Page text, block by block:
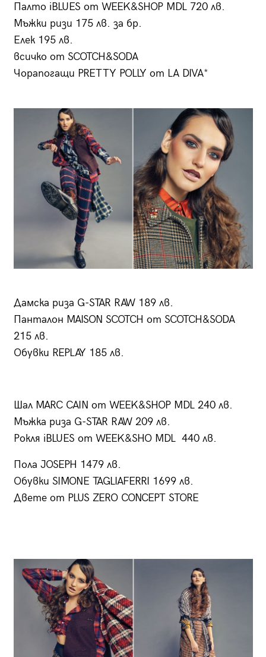
Палто iBLUES от WEEK&SHOP MDL 720 лв.
Мъжки ризи 175 лв. за бр.
Елек 195 лв.
всичко от SCOTCH&SODA
Чорапогащи PRETTY POLLY от LA DIVA*
Дамска риза G-STAR RAW 189 лв.
Панталон MAISON SCOTCH от SCOTCH&SODA
215 лв.
Обувки REPLAY 185 лв.
Шал MARC CAIN от WEEK&SHOP MDL 240 лв.
Мъжка риза G-STAR RAW 209 лв.
Рокля iBLUES от WEEK&SHO MDL 440 лв.
Пола JOSEPH 1479 лв.
Обувки SIMONE TAGLIAFERRI 1699 лв.
Двете от PLUS ZERO CONCEPT STORE